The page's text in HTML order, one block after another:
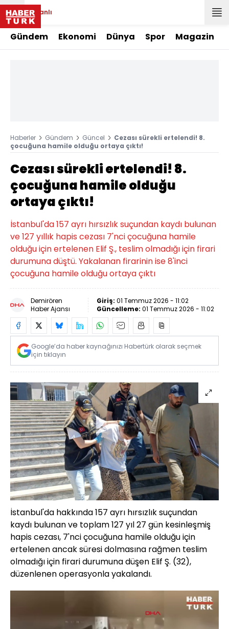
Canlı
Gündem Ekonomi Dünya Spor Magazin
Haberler Gündem Güncel
Cezası sürekli ertelendi! 8.
çocuğuna hamile olduğu ortaya çıktı!
Cezası sürekli ertelendi! 8.
çocuğuna hamile olduğu
ortaya çıktı!
İstanbul'da 157 ayrı hırsızlık suçundan kaydı bulunan
ve 127 yıllık hapis cezası 7'nci çocuğuna hamile
olduğu için ertelenen Elif Ş., teslim olmadığı için firari
durumuna düştü. Yakalanan firarinin ise 8'inci
çocuğuna hamile olduğu ortaya çıktı
Demirören
Haber Ajansı
Giriş: 01 Temmuz 2026 - 11:02
Güncelleme: 01 Temmuz 2026 - 11:02
Google’da haber kaynağınızı Habertürk olarak seçmek
için tıklayın
İstanbul'da hakkında 157 ayrı hırsızlık suçundan
kaydı bulunan ve toplam 127 yıl 27 gün kesinleşmiş
hapis cezası, 7'nci çocuğuna hamile olduğu için
ertelenen ancak süresi dolmasına rağmen teslim
olmadığı için firari durumuna düşen Elif Ş. (32),
düzenlenen operasyonla yakalandı.